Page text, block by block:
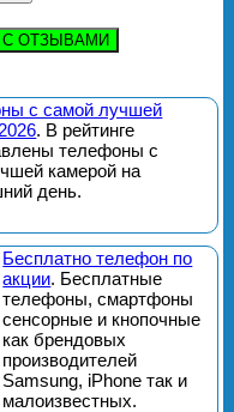
С ОТЗЫВАМИ
с самой лучшей
. В рейтинге
телефоны с
камерой на
день.
Бесплатно телефон по
акции. Бесплатные
телефоны, смартфоны
сенсорные и кнопочные
как брендовых
производителей
Samsung, iPhone так и
малоизвестных.